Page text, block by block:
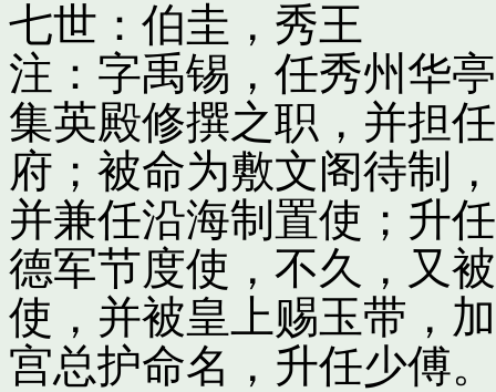
七世：伯圭，秀王
注：字禹锡，任秀州华
集英殿修撰之职，并担
府；被命为敷文阁待制
并兼任沿海制置使；升
德军节度使，不久，又
使，并被皇上赐玉带，
宫总护命名，升任少傅